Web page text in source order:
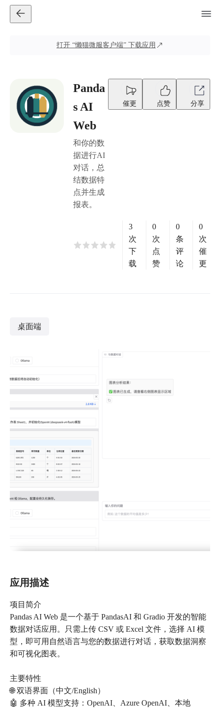
打开 “懒猫微服客户端” 下载应用
Panda
s AI
Web
和你的数
据进行AI
对话，总
结数据特
点并生成
报表。
催更 点赞 分享
3
次
下
载
0
次
点
赞
0
条
评
论
0
次
催
更
桌面端
应用描述
项目简介
Pandas AI Web 是一个基于 PandasAI 和 Gradio 开发的智能
数据对话应用。只需上传 CSV 或 Excel 文件，选择 AI 模
型，即可用自然语言与您的数据进行对话，获取数据洞察
和可视化图表。
主要特性
🌐 双语界面（中文/English）
🤖 多种 AI 模型支持：OpenAI、Azure OpenAI、本地